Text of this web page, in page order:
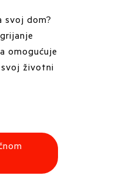
svoj dom?
omogućuje
životni